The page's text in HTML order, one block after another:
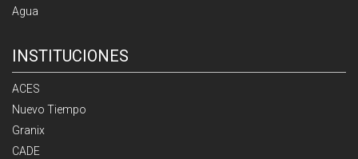
Agua
INSTITUCIONES
ACES
Nuevo Tiempo
Granix
CADE